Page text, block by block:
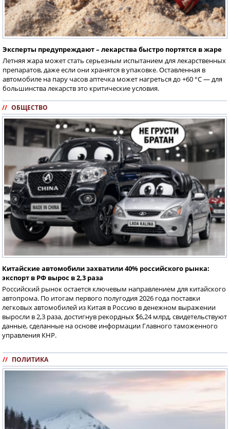
Эксперты предупреждают – лекарства быстро портятся в жаре
Летняя жара может стать серьезным испытанием для лекарственных
препаратов, даже если они хранятся в упаковке. Оставленная в
автомобиле на пару часов аптечка может нагреться до +60 °C — для
большинства лекарств это критические условия.
// ОБЩЕСТВО
Китайские автомобили захватили 40% российского рынка:
экспорт в РФ вырос в 2,3 раза
Российский рынок остается ключевым направлением для китайского
автопрома. По итогам первого полугодия 2026 года поставки
легковых автомобилей из Китая в Россию в денежном выражении
выросли в 2,3 раза, достигнув рекордных $6,24 млрд, свидетельствуют
данные, сделанные на основе информации Главного таможенного
управления КНР.
// ПОЛИТИКА